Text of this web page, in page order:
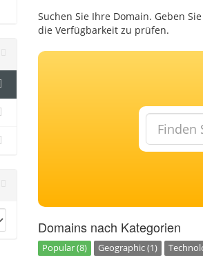
Suchen Sie Ihre Domain. Geben
die Verfügbarkeit zu prüfen.
Domains nach Kategorien
Popular (8) Geographic (1)